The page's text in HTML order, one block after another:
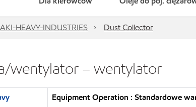
HEAVY-INDUSTRIES Dust Collector
wentylator – wentylator
Equipment Operation : Standardowe